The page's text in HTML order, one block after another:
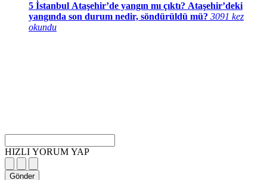
5 İstanbul Ataşehir’de yangın mı çıktı? Ataşehir’deki
yangında son durum nedir, söndürüldü mü? 3091 kez
okundu
HIZLI YORUM YAP
Gönder